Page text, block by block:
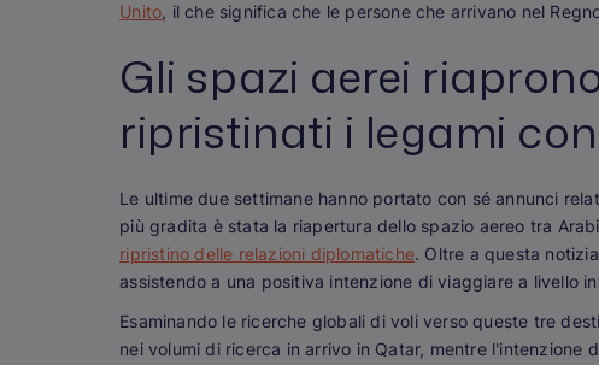
Unito, il che significa che le persone che arrivano nel
Gli spazi aerei
ripristinati i legami
Le ultime due settimane hanno portato con sé annunci
più gradita è stata la riapertura dello spazio aereo tra
ripristino delle relazioni diplomatiche. Oltre a questa
assistendo a una positiva intenzione di viaggiare a livello
Esaminando le ricerche globali di voli verso queste tre
nei volumi di ricerca in arrivo in Qatar, mentre l'intenzione